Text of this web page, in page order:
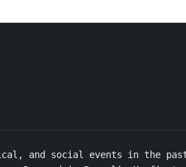
and social events in the